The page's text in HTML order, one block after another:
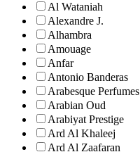
Al Wataniah
Alexandre J.
Alhambra
Amouage
Anfar
Antonio Banderas
Arabesque Perfumes
Arabian Oud
Arabiyat Prestige
Ard Al Khaleej
Ard Al Zaafaran